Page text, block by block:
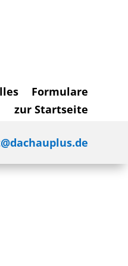
Formulare
zur Startseite